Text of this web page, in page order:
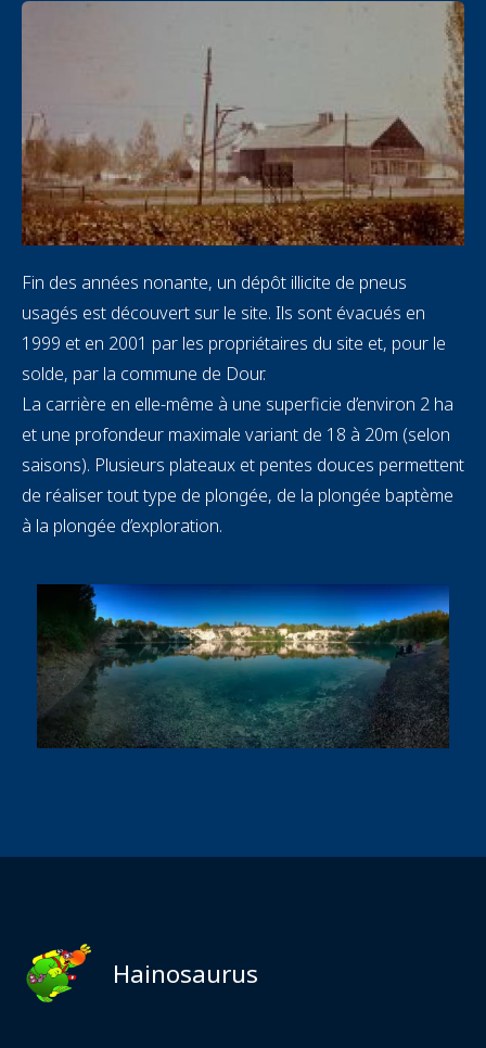
Image
Text
Fin des années nonante, un dépôt illicite de pneus
usagés est découvert sur le site. Ils sont évacués en
1999 et en 2001 par les propriétaires du site et, pour le
solde, par la commune de Dour.
La carrière en elle-même à une superficie d’environ 2 ha
et une profondeur maximale variant de 18 à 20m (selon
saisons). Plusieurs plateaux et pentes douces permettent
de réaliser tout type de plongée, de la plongée baptème
à la plongée d’exploration.
Hainosaurus